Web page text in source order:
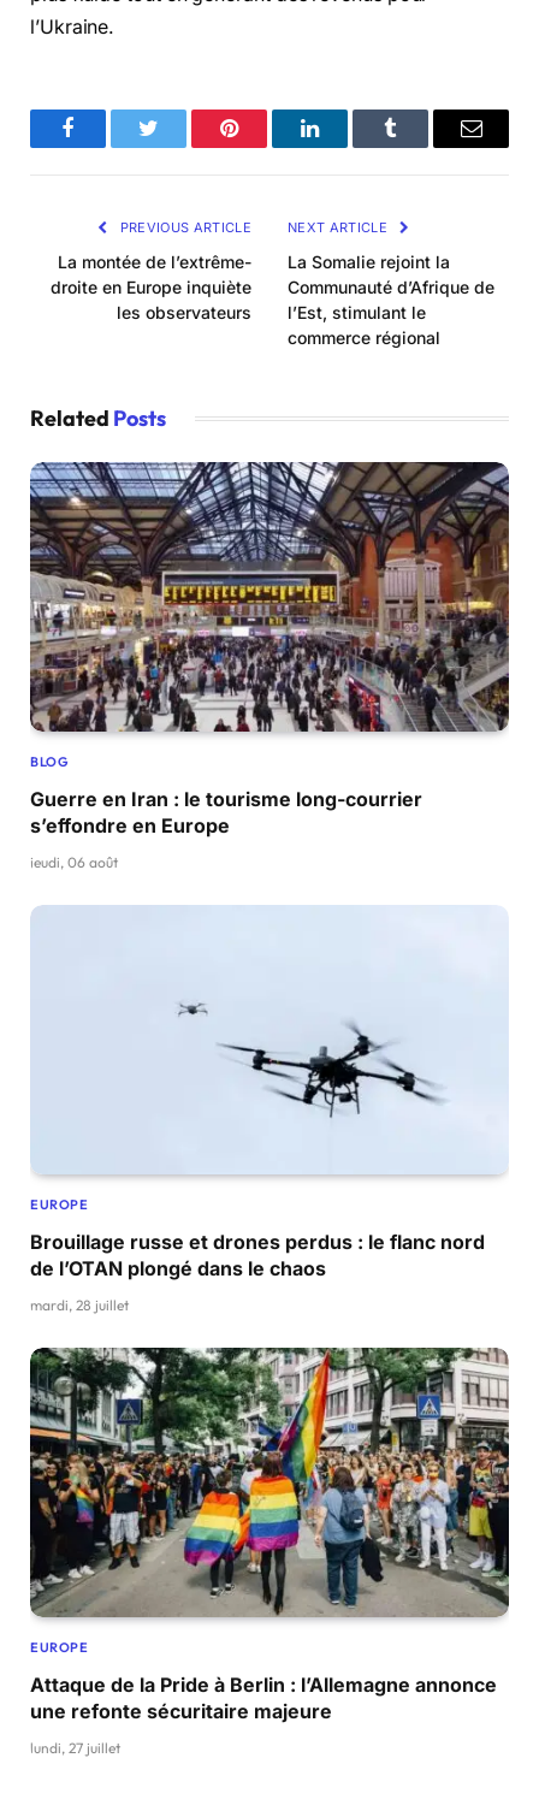
l’Ukraine.
FacebookTwitter Pinterest LinkedInTumblr Email
PREVIOUS ARTICLE
La montée de l’extrême-
droite en Europe inquiète
les observateurs
NEXT ARTICLE
La Somalie rejoint la
Communauté d’Afrique de
l’Est, stimulant le
commerce régional
Related Posts
BLOG
Guerre en Iran : le tourisme long-courrier
s’effondre en Europe
jeudi, 06 août
EUROPE
Brouillage russe et drones perdus : le flanc nord
de l’OTAN plongé dans le chaos
mardi, 28 juillet
EUROPE
Attaque de la Pride à Berlin : l’Allemagne annonce
une refonte sécuritaire majeure
lundi, 27 juillet